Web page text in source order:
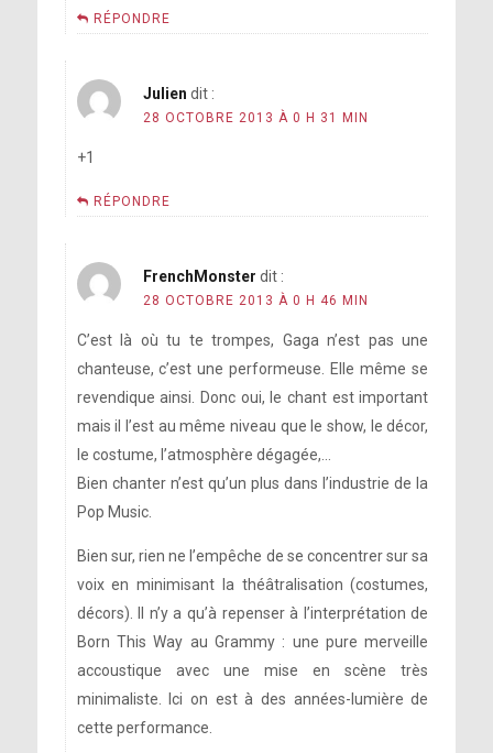
RÉPONDRE
Julien dit :
28 OCTOBRE 2013 À 0 H 31 MIN
+1
RÉPONDRE
FrenchMonster dit :
28 OCTOBRE 2013 À 0 H 46 MIN
C’est là où tu te trompes, Gaga n’est pas une
chanteuse, c’est une performeuse. Elle même se
revendique ainsi. Donc oui, le chant est important
mais il l’est au même niveau que le show, le décor,
le costume, l’atmosphère dégagée,…
Bien chanter n’est qu’un plus dans l’industrie de la
Pop Music.
Bien sur, rien ne l’empêche de se concentrer sur sa
voix en minimisant la théâtralisation (costumes,
décors). Il n’y a qu’à repenser à l’interprétation de
Born This Way au Grammy : une pure merveille
accoustique avec une mise en scène très
minimaliste. Ici on est à des années-lumière de
cette performance.